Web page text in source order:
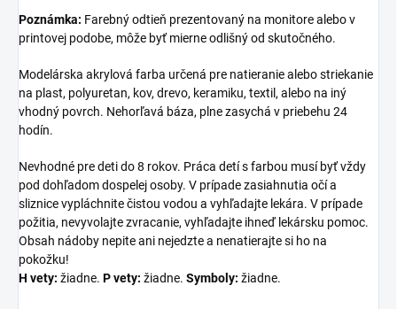
Poznámka: Farebný odtieň prezentovaný na monitore alebo v
printovej podobe, môže byť mierne odlišný od skutočného.
Modelárska akrylová farba určená pre natieranie alebo striekanie
na plast, polyuretan, kov, drevo, keramiku, textil, alebo na iný
vhodný povrch. Nehorľavá báza, plne zasychá v priebehu 24
hodín.
Nevhodné pre deti do 8 rokov. Práca detí s farbou musí byť vždy
pod dohľadom dospelej osoby. V prípade zasiahnutia očí a
sliznice vypláchnite čistou vodou a vyhľadajte lekára. V prípade
požitia, nevyvolajte zvracanie, vyhľadajte ihneď lekársku pomoc.
Obsah nádoby nepite ani nejedzte a nenatierajte si ho na
pokožku!
H vety: žiadne. P vety: žiadne. Symboly: žiadne.